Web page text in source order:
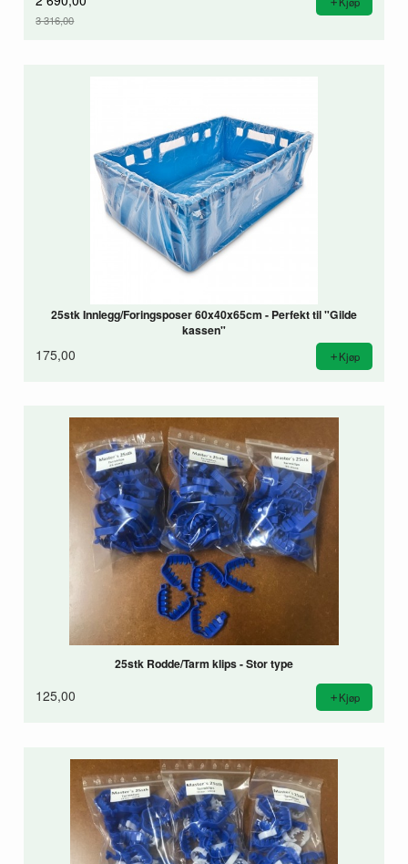
3 316,00
25stk Innlegg/Foringsposer 60x40x65cm - Perfekt til "Gilde
kassen"
175,00 Kjøp
25stk Rodde/Tarm klips - Stor type
125,00 Kjøp